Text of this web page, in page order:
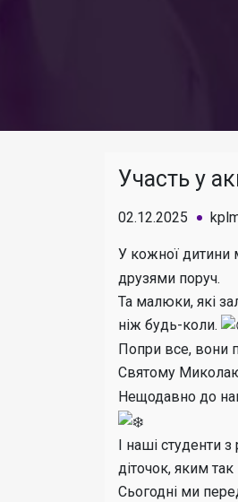
Участь у
02.12.2025
У кожної дитини
друзями поруч.
Та малюки, які
ніж будь-коли.
Попри все, вони
Святому
Нещодавно до
І наші студенти
діточок, яким
Сьогодні ми